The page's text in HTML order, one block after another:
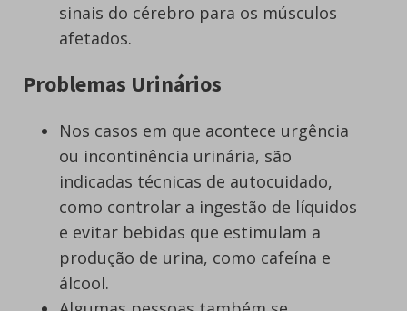
sinais do cérebro para os músculos
afetados.
Problemas Urinários
Nos casos em que acontece urgência
ou incontinência urinária, são
indicadas técnicas de autocuidado,
como controlar a ingestão de líquidos
e evitar bebidas que estimulam a
produção de urina, como cafeína e
álcool.